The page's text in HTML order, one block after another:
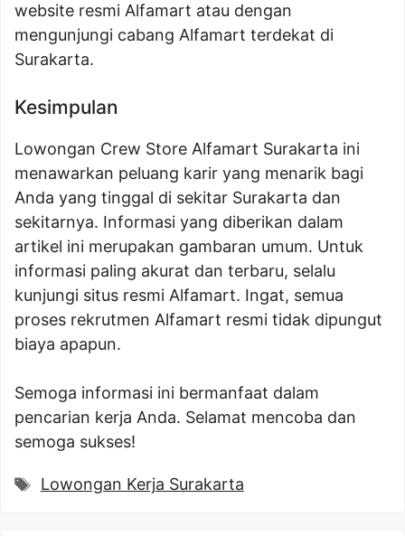
website resmi Alfamart atau dengan
mengunjungi cabang Alfamart terdekat di
Surakarta.
Kesimpulan
Lowongan Crew Store Alfamart Surakarta ini
menawarkan peluang karir yang menarik bagi
Anda yang tinggal di sekitar Surakarta dan
sekitarnya. Informasi yang diberikan dalam
artikel ini merupakan gambaran umum. Untuk
informasi paling akurat dan terbaru, selalu
kunjungi situs resmi Alfamart. Ingat, semua
proses rekrutmen Alfamart resmi tidak dipungut
biaya apapun.
Semoga informasi ini bermanfaat dalam
pencarian kerja Anda. Selamat mencoba dan
semoga sukses!
Tags
Lowongan Kerja Surakarta